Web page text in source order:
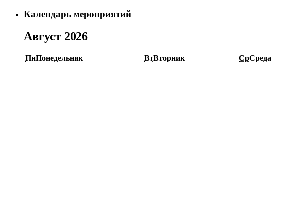
Календарь мероприятий
Август 2026
ПнПонедельник ВтВторник СрСреда